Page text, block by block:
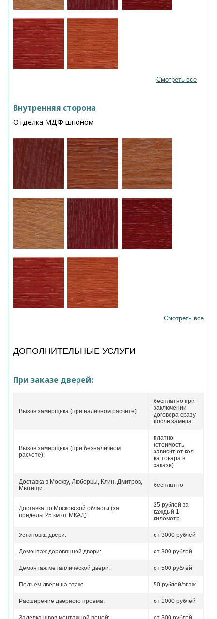
Смотреть все
Внутренняя сторона
Отделка МДФ шпоном
Смотреть все
ДОПОЛНИТЕЛЬНЫЕ УСЛУГИ
При заказе дверей:
Вызов замерщика (при наличном расчете):
бесплатно при
заключении
договора сразу
после замера
Вызов замерщика (при безналичном
расчете):
платно
(стоимость
зависит от кол-
ва товара в
заказе)
Доставка в Москву, Люберцы, Клин, Дмитров,
Мытищи:
бесплатно
Доставка по Московской области (за
пределы 25 км от МКАД):
25 рублей за
каждый 1
километр
Установка двери: от 3000 рублей
Демонтаж деревянной двери: от 300 рублей
Демонтаж металлической двери: от 500 рублей
Подъем двери на этаж: 50 рублей/этаж
Расширение дверного проема: от 1000 рублей
Заделка швов монтажной пеной: от 300 рублей